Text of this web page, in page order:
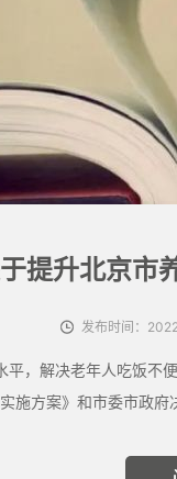
提升北京市
发布时间：
平，解决老年人吃饭不
施方案》和市委市政